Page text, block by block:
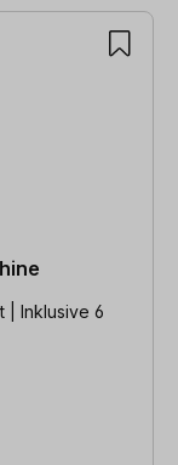
| Inklusive 6